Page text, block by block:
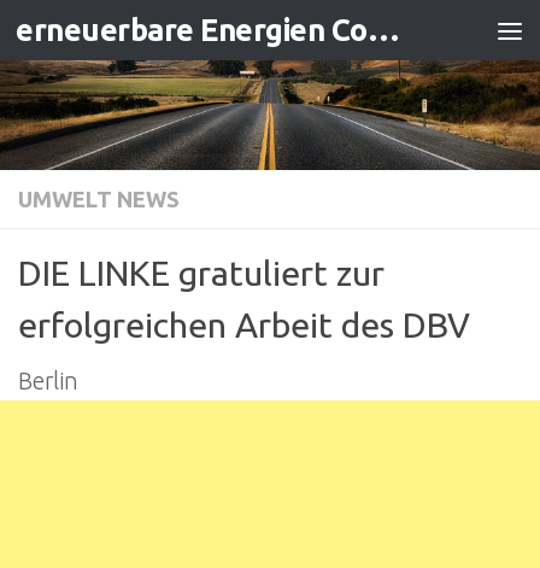
Zum Inhalt springen erneuerbare Energien Contracting
UMWELT NEWS
DIE LINKE gratuliert zur
erfolgreichen Arbeit des DBV
Berlin